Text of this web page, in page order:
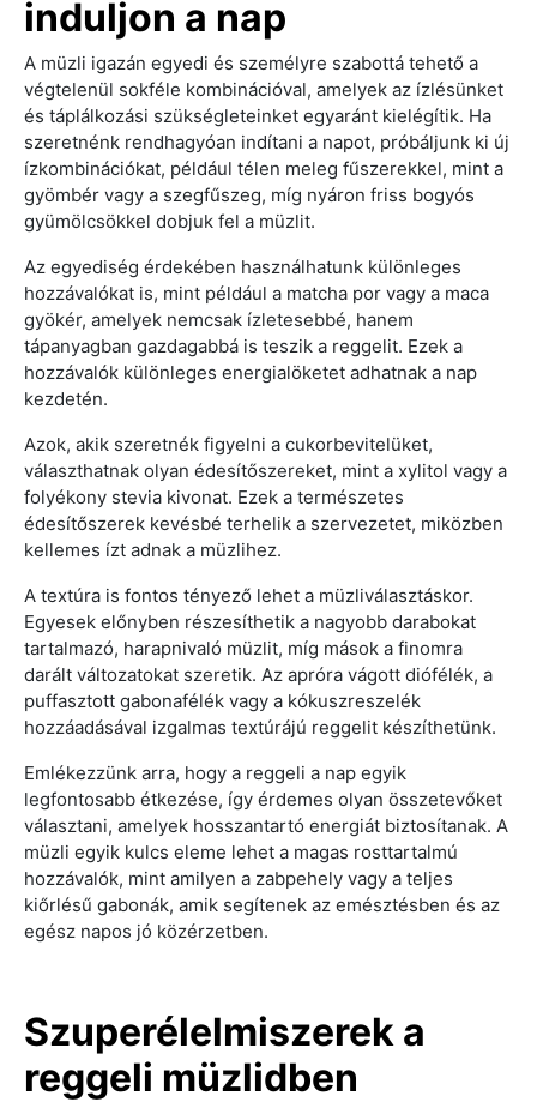
induljon a nap
A müzli igazán egyedi és személyre szabottá tehető a
végtelenül sokféle kombinációval, amelyek az ízlésünket
és táplálkozási szükségleteinket egyaránt kielégítik. Ha
szeretnénk rendhagyóan indítani a napot, próbáljunk ki új
ízkombinációkat, például télen meleg fűszerekkel, mint a
gyömbér vagy a szegfűszeg, míg nyáron friss bogyós
gyümölcsökkel dobjuk fel a müzlit.
Az egyediség érdekében használhatunk különleges
hozzávalókat is, mint például a matcha por vagy a maca
gyökér, amelyek nemcsak ízletesebbé, hanem
tápanyagban gazdagabbá is teszik a reggelit. Ezek a
hozzávalók különleges energialöketet adhatnak a nap
kezdetén.
Azok, akik szeretnék figyelni a cukorbevitelüket,
választhatnak olyan édesítőszereket, mint a xylitol vagy a
folyékony stevia kivonat. Ezek a természetes
édesítőszerek kevésbé terhelik a szervezetet, miközben
kellemes ízt adnak a müzlihez.
A textúra is fontos tényező lehet a müzliválasztáskor.
Egyesek előnyben részesíthetik a nagyobb darabokat
tartalmazó, harapnivaló müzlit, míg mások a finomra
darált változatokat szeretik. Az apróra vágott diófélék, a
puffasztott gabonafélék vagy a kókuszreszelék
hozzáadásával izgalmas textúrájú reggelit készíthetünk.
Emlékezzünk arra, hogy a reggeli a nap egyik
legfontosabb étkezése, így érdemes olyan összetevőket
választani, amelyek hosszantartó energiát biztosítanak. A
müzli egyik kulcs eleme lehet a magas rosttartalmú
hozzávalók, mint amilyen a zabpehely vagy a teljes
kiőrlésű gabonák, amik segítenek az emésztésben és az
egész napos jó közérzetben.
Szuperélelmiszerek a
reggeli müzlidben